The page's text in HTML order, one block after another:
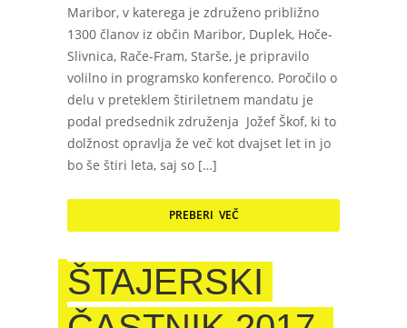
Maribor, v katerega je združeno približno
1300 članov iz občin Maribor, Duplek, Hoče-
Slivnica, Rače-Fram, Starše, je pripravilo
volilno in programsko konferenco. Poročilo o
delu v preteklem štiriletnem mandatu je
podal predsednik združenja Jožef Škof, ki to
dolžnost opravlja že več kot dvajset let in jo
bo še štiri leta, saj so […]
PREBERI VEČ
ŠTAJERSKI